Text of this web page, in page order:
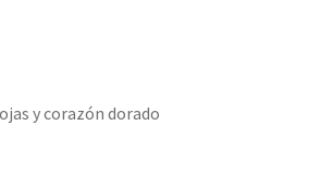
y corazón dorado